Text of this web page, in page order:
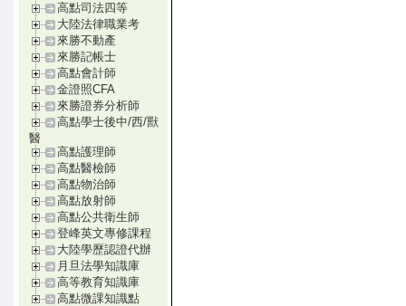
高點司法四等
大陸法律職業考
來勝不動產
來勝記帳士
高點會計師
金證照CFA
來勝證券分析師
高點學士後中/西/獸
醫
高點護理師
高點醫檢師
高點物治師
高點放射師
高點公共衛生師
登峰英文專修課程
大陸學歷認證代辦
月旦法學知識庫
高等教育知識庫
高點微課知識點